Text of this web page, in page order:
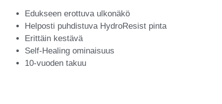
Edukseen erottuva ulkonäkö
Helposti puhdistuva HydroResist pinta
Erittäin kestävä
Self-Healing ominaisuus
10-vuoden takuu